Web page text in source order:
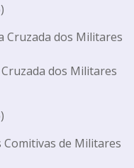
dos Militares